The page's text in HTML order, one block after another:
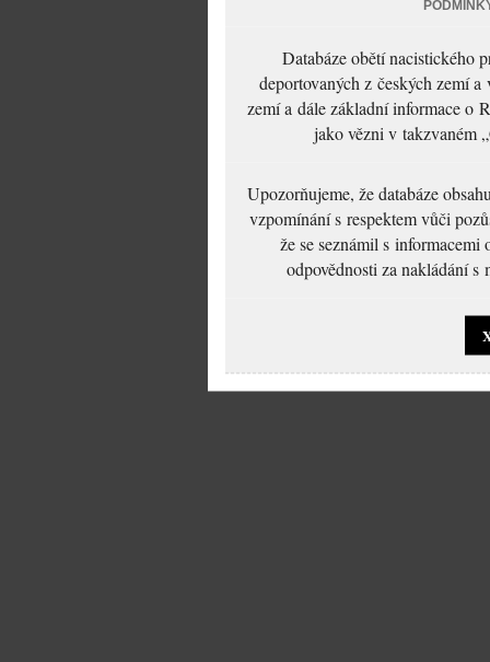
Databáze obětí nacistického
deportovaných z českých zemí
zemí a dále základní informace o
jako vězni v takzvaném
Upozorňujeme, že databáze
vzpomínání s respektem vůči
že se seznámil s
odpovědnosti za nakládání